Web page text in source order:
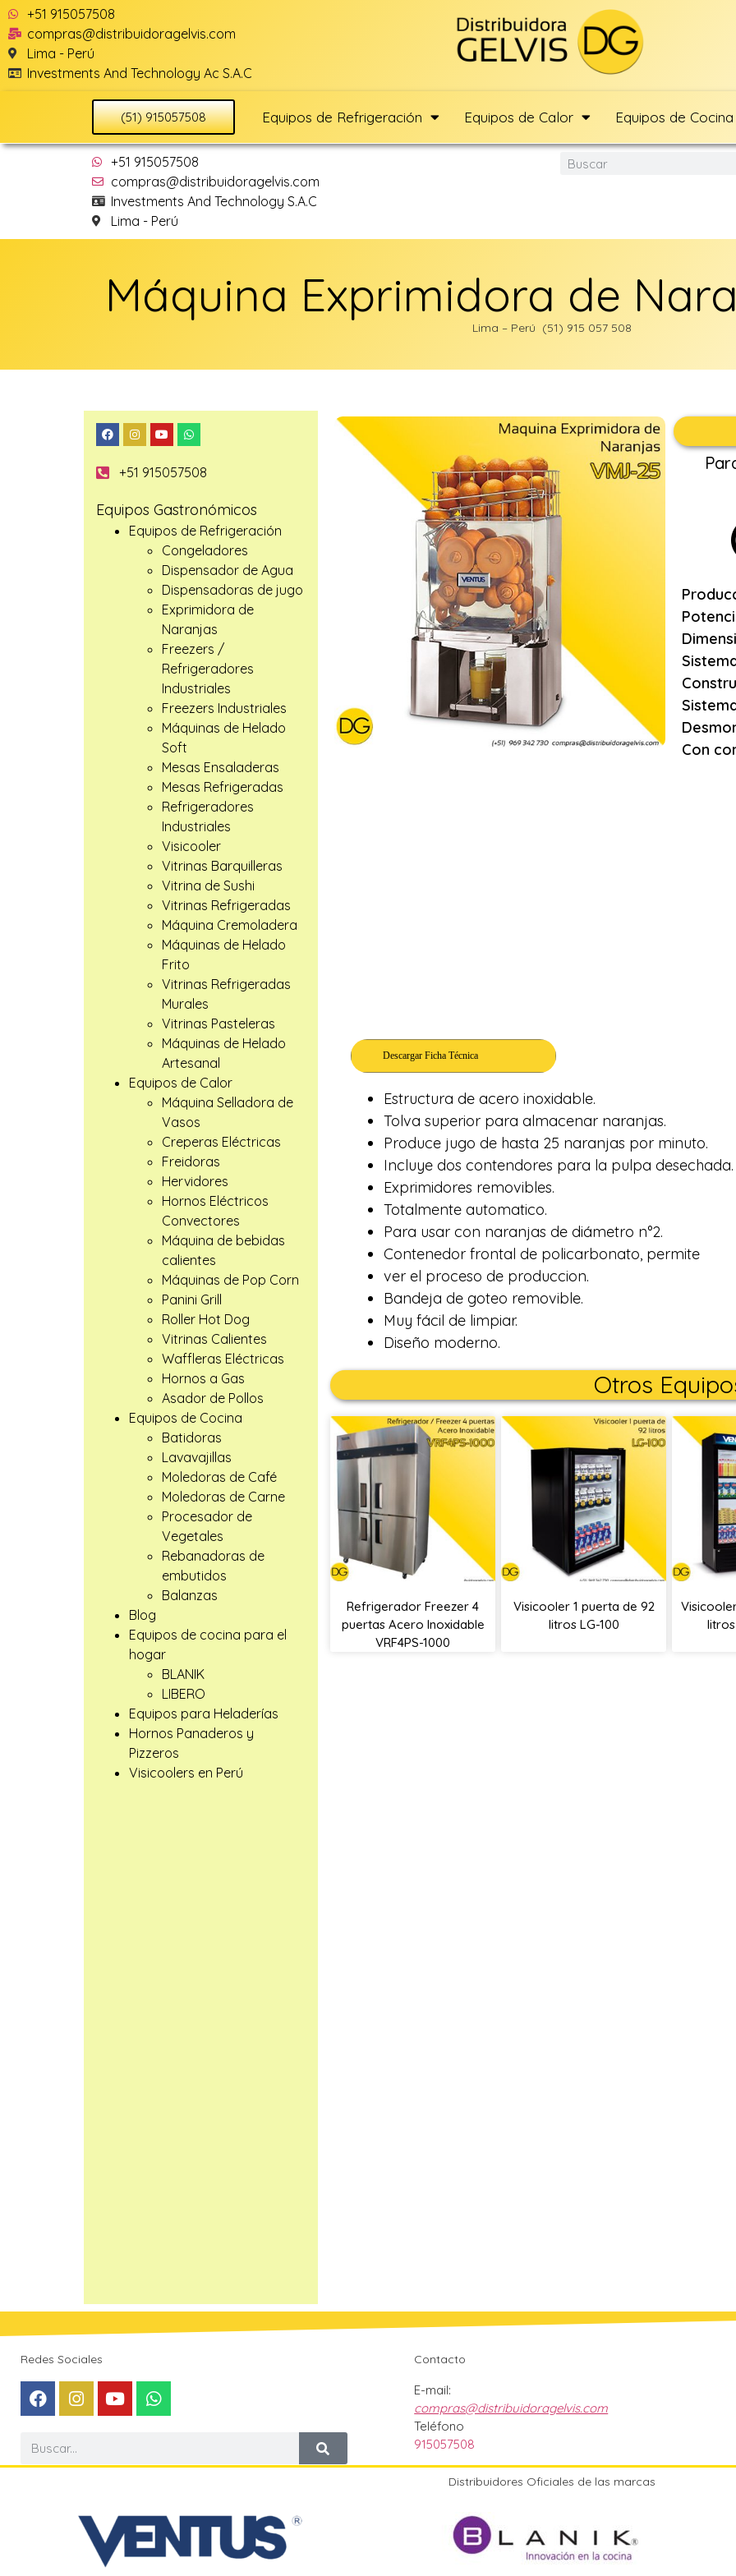
+51 915057508
compras@distribuidoragelvis.com
Lima - Perú
Investments And Technology Ac S.A.C
(51) 915057508 Equipos de Refrigeración Equipos de Calor Equipos de Cocina
+51 915057508
compras@distribuidoragelvis.com
Investments And Technology S.A.C
Lima - Perú
Máquina Exprimidora de
Lima – Perú (51) 915 057 508
+51 915057508
Equipos Gastronómicos
Equipos de Refrigeración
Congeladores
Dispensador de Agua
Dispensadoras de jugo
Exprimidora de
Naranjas
Freezers /
Refrigeradores
Industriales
Freezers Industriales
Máquinas de Helado
Soft
Mesas Ensaladeras
Mesas Refrigeradas
Refrigeradores
Industriales
Visicooler
Vitrinas Barquilleras
Vitrina de Sushi
Vitrinas Refrigeradas
Máquina Cremoladera
Máquinas de Helado
Frito
Vitrinas Refrigeradas
Murales
Vitrinas Pasteleras
Máquinas de Helado
Artesanal
Equipos de Calor
Máquina Selladora de
Vasos
Creperas Eléctricas
Freidoras
Hervidores
Hornos Eléctricos
Convectores
Máquina de bebidas
calientes
Máquinas de Pop Corn
Panini Grill
Roller Hot Dog
Vitrinas Calientes
Waffleras Eléctricas
Hornos a Gas
Asador de Pollos
Equipos de Cocina
Batidoras
Lavavajillas
Moledoras de Café
Moledoras de Carne
Procesador de
Vegetales
Rebanadoras de
embutidos
Balanzas
Blog
Equipos de cocina para el
hogar
BLANIK
LIBERO
Equipos para Heladerías
Hornos Panaderos y
Pizzeros
Visicoolers en Perú
Con
Estructura de acero inoxidable.
Tolva superior para almacenar naranjas.
Produce jugo de hasta 25 naranjas por minuto.
Incluye dos contendores para la pulpa desechada.
Exprimidores removibles.
Totalmente automatico.
Para usar con naranjas de diámetro n°2.
Contenedor frontal de policarbonato, permite
ver el proceso de produccion.
Bandeja de goteo removible.
Muy fácil de limpiar.
Diseño moderno.
Otros
Refrigerador Freezer 4
puertas Acero Inoxidable
VRF4PS-1000
Visicooler 1 puerta de 92
litros LG-100
Redes Sociales Contacto
E-mail:
compras@distribuidoragelvis.com
Teléfono
915057508
Distribuidores Oficiales de las marcas